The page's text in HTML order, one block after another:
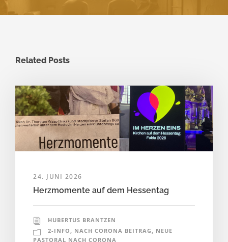
Related Posts
24. JUNI 2026
Herzmomente auf dem Hessentag
HUBERTUS BRANTZEN
2-INFO , NACH CORONA BEITRAG , NEUE
PASTORAL NACH CORONA